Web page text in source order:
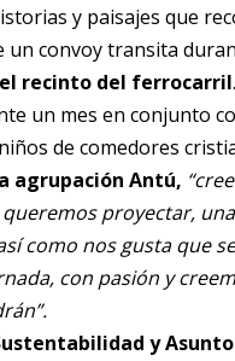
y paisajes que
convoy transita
recinto del ferrocarril.
un mes en conjunto
de comedores
agrupación Antú,
proyectar,
como nos gusta que
con pasión y
y